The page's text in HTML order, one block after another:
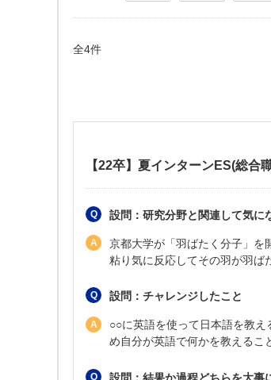
全4件
【22卒】夏インターンES(総合
設問：研究分野と関連して気に
京都大学が「羽ばたく分子」を
粘り気に反応してその羽が羽ば
設問：チャレンジしたこと
○○に英語を使って日本語を教
め自分が英語で何かを教えるこ
設問：結果か過程どちらを大事